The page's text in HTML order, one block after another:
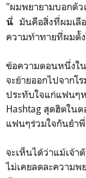
"ผมพยายามบอกตัว
นี่ มันคือสิ่งที่ผมเลื
ความท้าทายที่ผมตั้
ข้อความตอนหนึ่งใน
จะย้ายออกไปจา
ประทับใจแก่แฟน
Hashtag สุดฮิตใน
แฟนๆร่วมใจกันยำ
จะเห็นได้ว่าแม้เจ้
ไม่เคยลดละความ